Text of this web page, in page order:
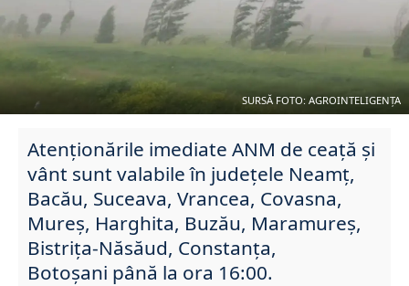
SURSĂ FOTO: AGROINTELIGENȚA
Atenţionările imediate ANM de ceaţă şi
vânt sunt valabile în județele Neamţ,
Bacău, Suceava, Vrancea, Covasna,
Mureş, Harghita, Buzău, Maramureş,
Bistriţa-Năsăud, Constanţa,
Botoşani până la ora 16:00.